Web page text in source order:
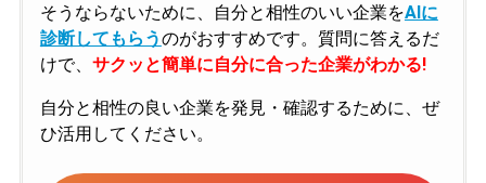
そうならないために、自分と相性のいい企業をAIに
診断してもらうのがおすすめです。質問に答えるだ
けで、 サクッと簡単に自分に合った企業がわかる!
自分と相性の良い企業を発見・確認するために、ぜ
ひ活用してください。